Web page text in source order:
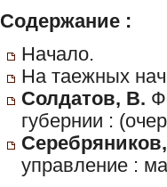
Содержание :
Начало.
На таежных
Солдатов, В.
губернии :
управление :